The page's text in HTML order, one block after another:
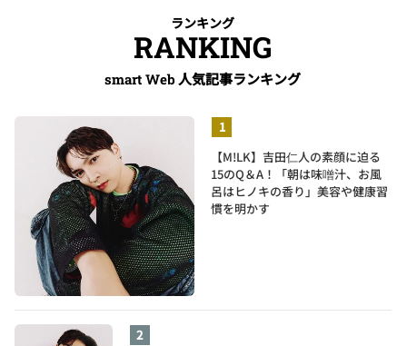
ランキング
RANKING
smart Web 人気記事ランキング
【M!LK】吉田仁人の素顔に迫る
15のQ＆A！「朝は味噌汁、お風
呂はヒノキの香り」美容や健康習
慣を明かす